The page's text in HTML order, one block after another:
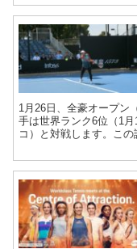
1月26日、全豪オープン
手は世界ランク6位（1
コ）と対戦します。こ